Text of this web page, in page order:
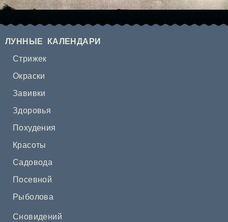
ЛУННЫЕ КАЛЕНДАРИ
Стрижек
Окраски
Завивки
Здоровья
Похудения
Красоты
Садовода
Посевной
Рыболова
Сновидений